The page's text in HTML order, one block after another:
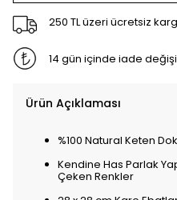
250 TL üzeri ücretsiz
14 gün içinde iade
Ürün Açıklaması
%100 Natural Keten
Kendine Has Parlak
Çeken Renkler